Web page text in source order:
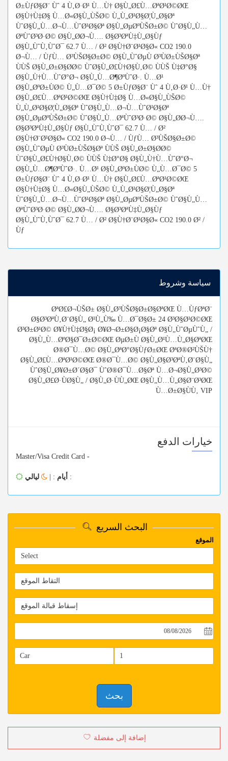
Ø±ÙƒØ§Ø¨ Ùˆ 4 Ù‚Ø·Ø¹ Ù…Ù† Ø§Ù„Ø£Ù…ØªØ¹Ø©ØŒ
Ø§Ù†Ù‡Ø§ Ù…Ø«Ø§Ù„ÙŠØ© Ù„Ù„Ø¹Ø§Ø¦Ù„Ø§Øª
ÙˆØ§Ù„Ù…Ø¬Ù…ÙˆØ¹Ø§Øª Ø§Ù„ØµØºÙŠØ±Ø© ÙˆØ§Ù„Ù…
ØªÙˆØ³Ø·Ø© Ø§Ù„Ø­Ø¬Ù…. Ø§Ø³ØªÙ‡Ù„Ø§Ùƒ
Ø§Ù„ÙˆÙ‚ÙˆØ¯ 62.7 Ù… / Ø² Ø§Ù†Ø¨Ø¹Ø§Ø« CO2 190.0
Ø¬Ù… / ÙƒÙ… Ø³ÙŠØ§Ø±Ø© Ø§Ù„ÙˆØµÙ Ø³ÙØ±ÙŠØ§Øª
ÙÙŠ Ø§Ù„Ø±Ø§Ø­Ø© ÙˆØ§Ù„Ø£Ù†Ø§Ù‚Ø© ÙÙŠ Ù‡Ø°Ø§
Ø§Ù„Ù†Ù…ÙˆØ°Ø¬ Ø§Ù„Ù…Ø¶ØºÙˆØ·. Ù…Ø¹
Ø§Ù„ØºØ±ÙØ© Ù„Ù…Ø¯Ø© 5 Ø±ÙƒØ§Ø¨ Ùˆ 4 Ù‚Ø·Ø¹ Ù…Ù†
Ø§Ù„Ø£Ù…ØªØ¹Ø©ØŒ Ø§Ù†Ù‡Ø§ Ù…Ø«Ø§Ù„ÙŠØ©
Ù„Ù„Ø¹Ø§Ø¦Ù„Ø§Øª ÙˆØ§Ù„Ù…Ø¬Ù…ÙˆØ¹Ø§Øª
Ø§Ù„ØµØºÙŠØ±Ø© ÙˆØ§Ù„Ù…ØªÙˆØ³Ø·Ø© Ø§Ù„Ø­Ø¬Ù….
Ø§Ø³ØªÙ‡Ù„Ø§Ùƒ Ø§Ù„ÙˆÙ‚ÙˆØ¯ 62.7 Ù… / Ø²
Ø§Ù†Ø¨Ø¹Ø§Ø« CO2 190.0 Ø¬Ù… / ÙƒÙ… Ø³ÙŠØ§Ø±Ø©
Ø§Ù„ÙˆØµÙ Ø³ÙØ±ÙŠØ§Øª ÙÙŠ Ø§Ù„Ø±Ø§Ø­Ø©
ÙˆØ§Ù„Ø£Ù†Ø§Ù‚Ø© ÙÙŠ Ù‡Ø°Ø§ Ø§Ù„Ù†Ù…ÙˆØ°Ø¬
Ø§Ù„Ù…Ø¶ØºÙˆØ·. Ù…Ø¹ Ø§Ù„ØºØ±ÙØ© Ù„Ù…Ø¯Ø© 5
Ø±ÙƒØ§Ø¨ Ùˆ 4 Ù‚Ø·Ø¹ Ù…Ù† Ø§Ù„Ø£Ù…ØªØ¹Ø©ØŒ
Ø§Ù†Ù‡Ø§ Ù…Ø«Ø§Ù„ÙŠØ© Ù„Ù„Ø¹Ø§Ø¦Ù„Ø§Øª
ÙˆØ§Ù„Ù…Ø¬Ù…ÙˆØ¹Ø§Øª Ø§Ù„ØµØºÙŠØ±Ø© ÙˆØ§Ù„Ù…
ØªÙˆØ³Ø·Ø© Ø§Ù„Ø­Ø¬Ù…. Ø§Ø³ØªÙ‡Ù„Ø§Ùƒ
Ø§Ù„ÙˆÙ‚ÙˆØ¯ 62.7 Ù… / Ø² Ø§Ù†Ø¨Ø¹Ø§Ø« CO2 190.0 Ø² /
Ùƒ
سياسة وشروط
ØªØ£Ø¬ÙŠØ± Ø§Ù„Ø³ÙŠØ§Ø±Ø§ØªØŒ Ù…ÙƒØªØ¨
Ø§Ø³ØªÙ‚Ø¨Ø§Ù„ Ø¹Ù„Ù‰ Ù…Ø¯Ø§Ø± 24 Ø³Ø§Ø¹Ø©ØŒ
Ø³Ø±Ø¹Ø© Ø¥Ù†Ù‡Ø§Ø¡ Ø¥Ø¬Ø±Ø§Ø¡Ø§Øª Ø§Ù„ÙˆØµÙˆÙ„ /
Ø§Ù„Ù…ØºØ§Ø¯Ø±Ø©ØŒ ØµØ±Ù Ø§Ù„Ø¹Ù…Ù„Ø§ØªØŒ
Ø®Ø¯Ù…Ø© Ø§Ù„ØªØ°Ø§ÙƒØ±ØŒ ØªØ®Ø²ÙŠÙ†
Ø§Ù„Ø£Ù…ØªØ¹Ø©ØŒ Ø®Ø¯Ù…Ø© Ø§Ù„Ø§Ø³ØªÙ‚Ø¨Ø§Ù„
ÙˆØ§Ù„Ø¥Ø±Ø´Ø§Ø¯ ÙˆØ®Ø¯Ù…Ø§Øª Ù…Ø¬Ø§Ù„Ø³Ø©
Ø§Ù„Ø£Ø·ÙØ§Ù„ / Ø§Ù„Ø·ÙÙ„ØŒ Ø§Ù„Ù…Ù„Ø§Ø¨Ø³ØŒ
Ù…Ø±Ø§ÙÙ‚ VIP
خيارات الدفع
Master/Visa Credit Card -
أيام : | :
البحث السريع
الموقع
بحث
إضافة إلى مفضلة